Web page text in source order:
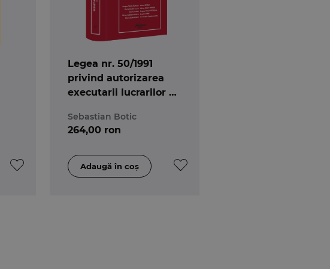
Legea nr. 50/1991
privind autorizarea
executarii lucrarilor de
Sebastian Botic
264,00 ron